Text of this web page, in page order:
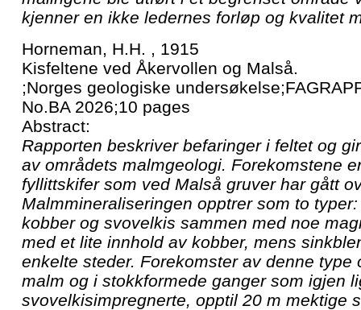
kjenner en ikke ledernes forløp og kvalitet
Horneman, H.H. , 1915
Kisfeltene ved Åkervollen og Malså.
;Norges geologiske
No.BA 2026;10 pages
Abstract:
Rapporten beskriver befaringer i feltet og
av områdets malmgeologi. Forekomstene
fyllittskifer som ved Malså gruver har gått
Malmmineraliseringen opptrer som to
kobber og svovelkis sammen med noe
med et lite innhold av kobber, mens
enkelte steder. Forekomster av denne type
malm og i stokkformede ganger som igjen
svovelkisimpregnerte, opptil 20 m mektige